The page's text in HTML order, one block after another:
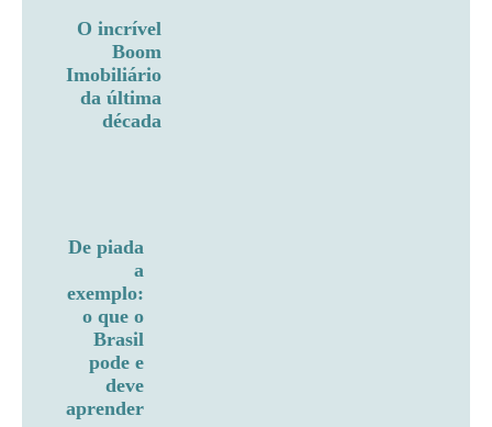
O incrível
Boom
Imobiliário
da última
década
De piada
a
exemplo:
o que o
Brasil
pode e
deve
aprender